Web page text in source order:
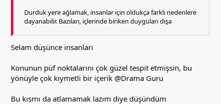
Durduk yere ağlamak, insanlar için oldukça farklı nedenlere
dayanabilir. Bazıları, içlerinde biriken duyguları dışa
Selam düşünce insanları
Konunun püf noktalarını çok güzel tespit etmişsin, bu
yönüyle çok kıymetli bir içerik @Drama Guru
Bu kısmı da atlamamak lazım diye düşündüm